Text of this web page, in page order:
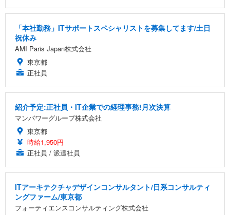
「本社勤務」ITサポートスペシャリストを募集してます/土日
祝休み
AMI Paris Japan株式会社
東京都
正社員
紹介予定:正社員・IT企業での経理事務!月次決算
マンパワーグループ株式会社
東京都
時給1,950円
正社員 / 派遣社員
ITアーキテクチャデザインコンサルタント/日系コンサルティ
ングファーム/東京都
フォーティエンスコンサルティング株式会社